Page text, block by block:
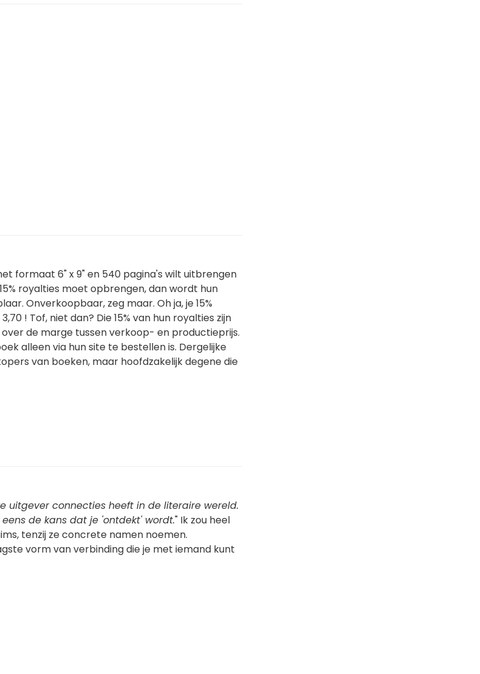
formaat 6" x 9" en 540 pagina's wilt uitbrengen
royalties moet opbrengen, dan wordt hun
Onverkoopbaar, zeg maar. Oh ja, je 15%
! Tof, niet dan? Die 15% van hun royalties zijn
de marge tussen verkoop- en productieprijs.
alleen via hun site te bestellen is. Dergelijke
van boeken, maar hoofdzakelijk degene die
uitgever connecties heeft in de literaire wereld.
de kans dat je 'ontdekt' wordt." Ik zou heel
tenzij ze concrete namen noemen.
vorm van verbinding die je met iemand kunt